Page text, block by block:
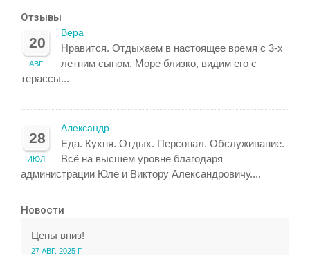
Отзывы
20
АВГ.
Вера
Нравится. Отдыхаем в настоящее время с 3-х
летним сыном. Море близко, видим его с
терассы...
28
ИЮЛ.
Александр
Еда. Кухня. Отдых. Персонал. Обслуживание.
Всё на высшем уровне благодаря
администрации Юле и Виктору Александровичу....
Новости
Цены вниз!
27 АВГ. 2025 Г.